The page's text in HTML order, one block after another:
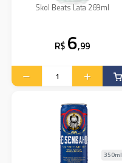
Skol Beats Lata 269ml
R$ 6,99
350ml